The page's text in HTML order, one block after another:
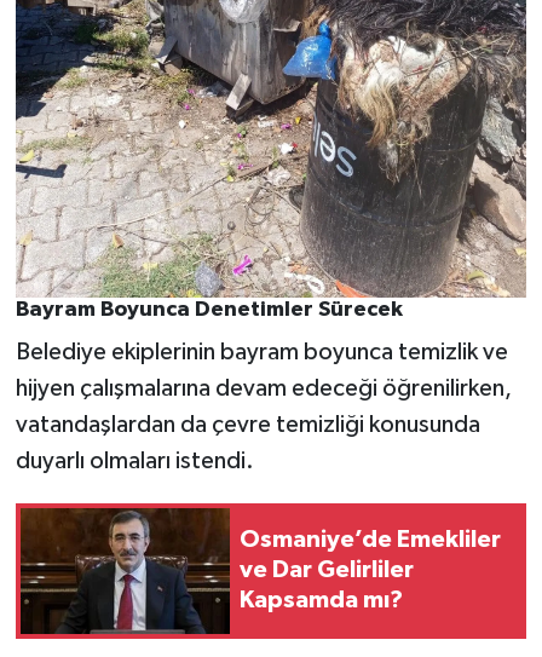
Bayram Boyunca Denetimler Sürecek
Belediye ekiplerinin bayram boyunca temizlik ve
hijyen çalışmalarına devam edeceği öğrenilirken,
vatandaşlardan da çevre temizliği konusunda
duyarlı olmaları istendi.
Osmaniye’de Emekliler
ve Dar Gelirliler
Kapsamda mı?